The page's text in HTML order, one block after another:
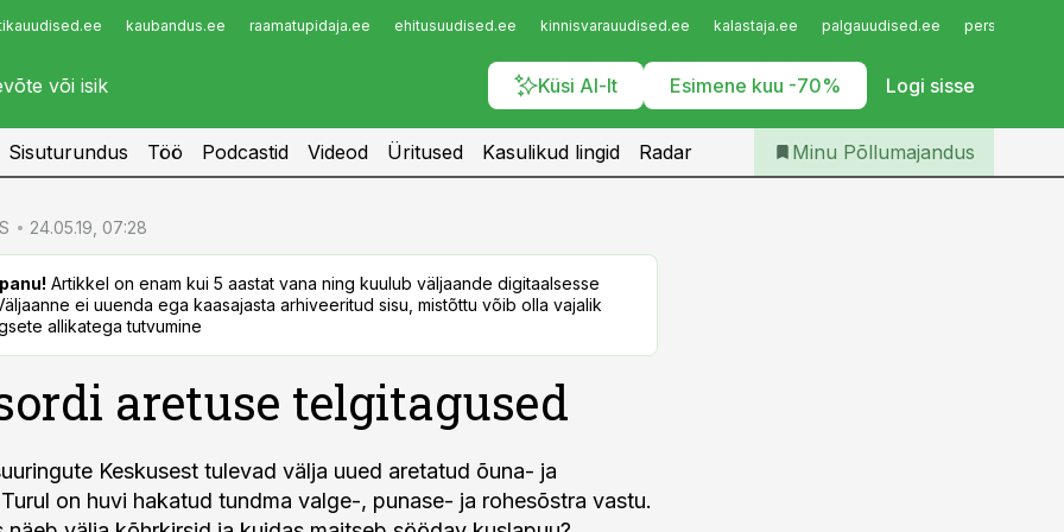
kaubandus.ee raamatupidaja.ee ehitusuudised.ee kinnisvarauudised.ee kalastaja.ee palgauudised.ee
Küsi AI-lt Esimene kuu -70% Logi sisse
Infopank
Iseteenindus
Telli Põllumajandus
Sisuturundus Töö Podcastid Videod Üritused Kasulikud lingid Radar Minu Põllumajandus
24.05.19, 07:28
Artikkel on enam kui 5 aastat vana ning kuulub väljaande digitaalsesse
ei uuenda ega kaasajasta arhiveeritud sisu, mistõttu võib olla vajalik
allikatega tutvumine
aretuse telgitagused
Keskusest tulevad välja uued aretatud õuna- ja
on huvi hakatud tundma valge-, punase- ja rohesõstra vastu.